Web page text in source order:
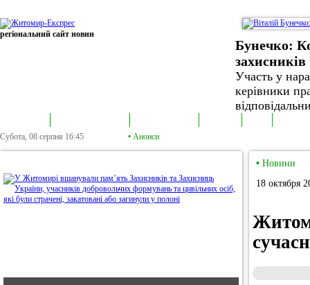
регіональний сайт новин
Бунечко:
захисників
Участь у
керівники
Субота, 08 серпня 16:45 • Анонси
• Новини
18 октября